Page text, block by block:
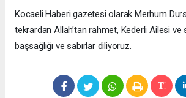
Kocaeli Haberi gazetesi olarak Merhum
tekrardan Allah’tan rahmet, Kederli Ailesi ve
başsağlığı ve sabırlar diliyoruz.